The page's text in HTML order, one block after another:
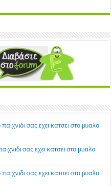
σας εχει κατσει στο μυαλο
σας εχει κατσει στο μυαλο
σας εχει κατσει στο μυαλο